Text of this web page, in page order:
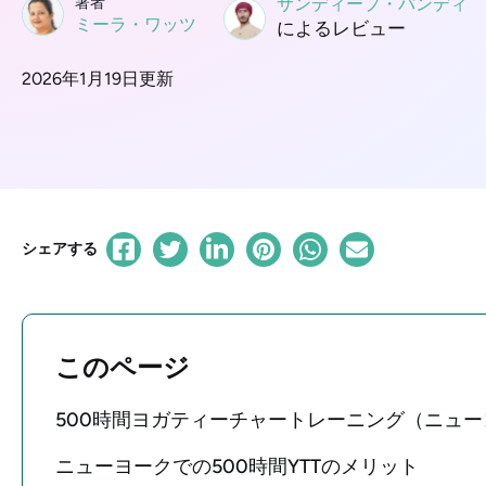
ミーラ・ワッツ
サンディープ・パンディ
によるレビュー
2026年1月19日更新
シェアする
このページ
500時間ヨガティーチャートレーニング（ニュ
ニューヨークでの500時間YTTのメリット